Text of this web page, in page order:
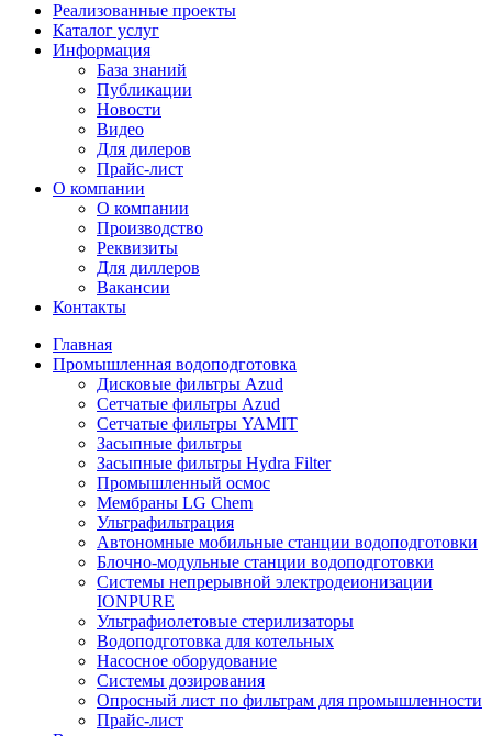
Реализованные проекты
Каталог услуг
Информация
База знаний
Публикации
Новости
Видео
Для дилеров
Прайс-лист
О компании
О компании
Производство
Реквизиты
Для диллеров
Вакансии
Контакты
Главная
Промышленная водоподготовка
Дисковые фильтры Azud
Сетчатые фильтры Azud
Сетчатые фильтры YAMIT
Засыпные фильтры
Засыпные фильтры Hydra Filter
Промышленный осмос
Мембраны LG Chem
Ультрафильтрация
Автономные мобильные станции водоподготовки
Блочно-модульные станции водоподготовки
Системы непрерывной электродеионизации
IONPURE
Ультрафиолетовые стерилизаторы
Водоподготовка для котельных
Насосное оборудование
Системы дозирования
Опросный лист по фильтрам для промышленности
Прайс-лист